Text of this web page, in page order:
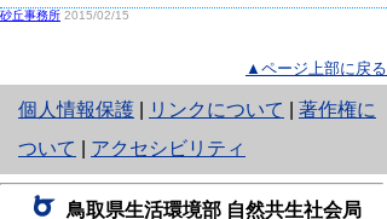
砂丘事務所 2015/02/15
▲ページ上部に戻る
個人情報保護
と
り
ネ
リンクについて
著作権に
ついて
アクセシビリティ
鳥取県生活環境部 自然共生社会局